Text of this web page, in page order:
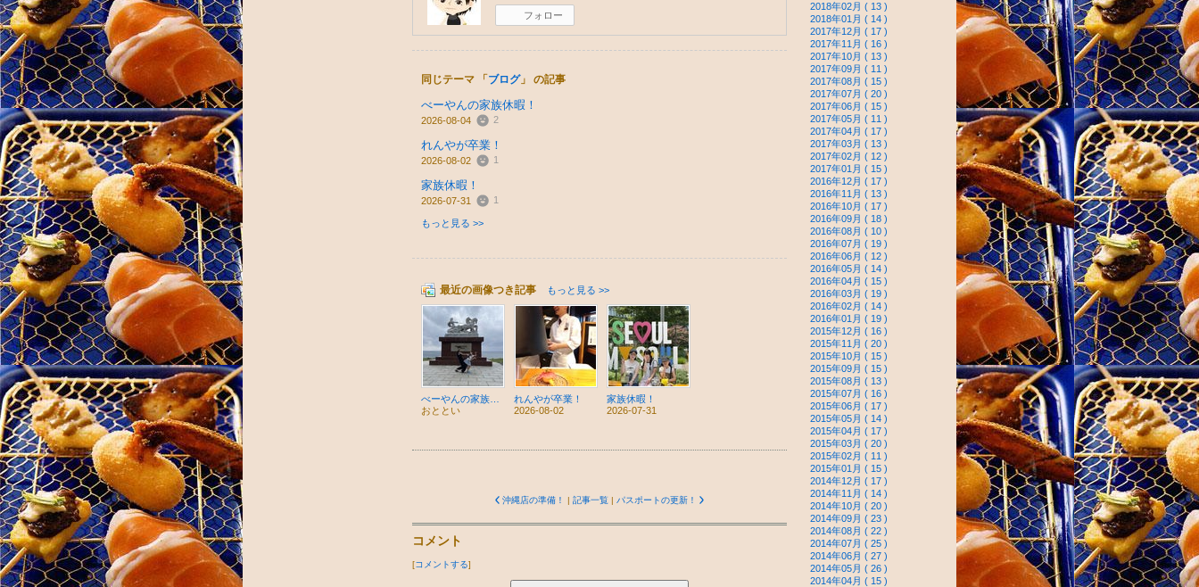
フォロー
同じテーマ 「 ブログ」 の記事
べーやんの家族休暇！
2026-08-04 2
れんやが卒業！
2026-08-02 1
家族休暇！
2026-07-31 1
もっと見る >>
最近の画像つき記事 もっと見る >>
おととい
れんやが卒業！
2026-08-02
家族休暇！
2026-07-31
沖縄店の準備！ | 記事一覧 | パスポートの更新！
コメント
[コメントする]
2018年02月 ( 13 )
2018年01月 ( 14 )
2017年12月 ( 17 )
2017年11月 ( 16 )
2017年10月 ( 13 )
2017年09月 ( 11 )
2017年08月 ( 15 )
2017年07月 ( 20 )
2017年06月 ( 15 )
2017年05月 ( 11 )
2017年04月 ( 17 )
2017年03月 ( 13 )
2017年02月 ( 12 )
2017年01月 ( 15 )
2016年12月 ( 17 )
2016年11月 ( 13 )
2016年10月 ( 17 )
2016年09月 ( 18 )
2016年08月 ( 10 )
2016年07月 ( 19 )
2016年06月 ( 12 )
2016年05月 ( 14 )
2016年04月 ( 15 )
2016年03月 ( 19 )
2016年02月 ( 14 )
2016年01月 ( 19 )
2015年12月 ( 16 )
2015年11月 ( 20 )
2015年10月 ( 15 )
2015年09月 ( 15 )
2015年08月 ( 13 )
2015年07月 ( 16 )
2015年06月 ( 17 )
2015年05月 ( 14 )
2015年04月 ( 17 )
2015年03月 ( 20 )
2015年02月 ( 11 )
2015年01月 ( 15 )
2014年12月 ( 17 )
2014年11月 ( 14 )
2014年10月 ( 20 )
2014年09月 ( 23 )
2014年08月 ( 22 )
2014年07月 ( 25 )
2014年06月 ( 27 )
2014年05月 ( 26 )
2014年04月 ( 15 )